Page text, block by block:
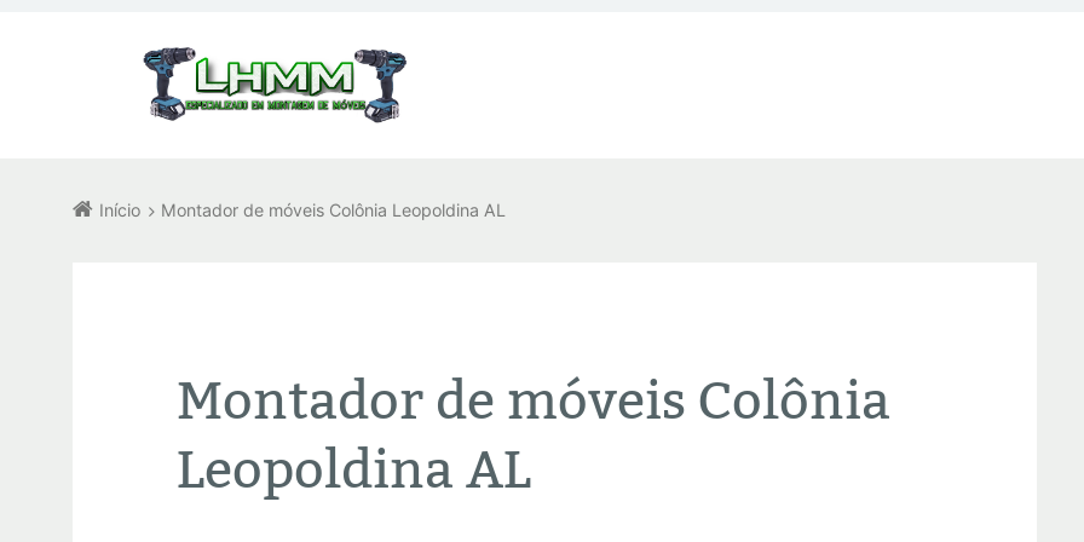
Início Montador de móveis Colônia Leopoldina AL
Montador de móveis Colônia
Leopoldina AL